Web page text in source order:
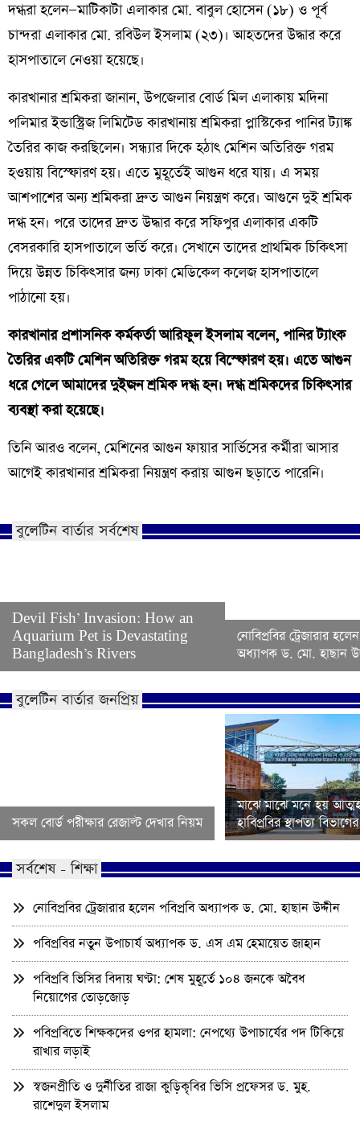
দগ্ধরা হলেন—মাটিকাটা এলাকার মো. বাবুল হোসেন (১৮) ও পূর্ব
চান্দরা এলাকার মো. রবিউল ইসলাম (২৩)। আহতদের উদ্ধার করে
হাসপাতালে নেওয়া হয়েছে।
কারখানার শ্রমিকরা জানান, উপজেলার বোর্ড মিল এলাকায় মদিনা
পলিমার ইন্ডাস্ট্রিজ লিমিটেড কারখানায় শ্রমিকরা প্লাস্টিকের পানির ট্যাঙ্ক
তৈরির কাজ করছিলেন। সন্ধ্যার দিকে হঠাৎ মেশিন অতিরিক্ত গরম
হওয়ায় বিস্ফোরণ হয়। এতে মুহূর্তেই আগুন ধরে যায়। এ সময়
আশপাশের অন্য শ্রমিকরা দ্রুত আগুন নিয়ন্ত্রণ করে। আগুনে দুই শ্রমিক
দগ্ধ হন। পরে তাদের দ্রুত উদ্ধার করে সফিপুর এলাকার একটি
বেসরকারি হাসপাতালে ভর্তি করে। সেখানে তাদের প্রাথমিক চিকিৎসা
দিয়ে উন্নত চিকিৎসার জন্য ঢাকা মেডিকেল কলেজ হাসপাতালে
পাঠানো হয়।
কারখানার প্রশাসনিক কর্মকর্তা আরিফুল ইসলাম বলেন, পানির ট্যাংক
তৈরির একটি মেশিন অতিরিক্ত গরম হয়ে বিস্ফোরণ হয়। এতে আগুন
ধরে গেলে আমাদের দুইজন শ্রমিক দগ্ধ হন। দগ্ধ শ্রমিকদের চিকিৎসার
ব্যবস্থা করা হয়েছে।
তিনি আরও বলেন, মেশিনের আগুন ফায়ার সার্ভিসের কর্মীরা আসার
আগেই কারখানার শ্রমিকরা নিয়ন্ত্রণ করায় আগুন ছড়াতে পারেনি।
বুলেটিন বার্তার সর্বশেষ
Devil Fish’ Invasion: How an
Aquarium Pet is Devastating
Bangladesh’s Rivers
নোবিপ্রবির ট্রেজারার
অধ্যাপক ড. মো. হাছান
বুলেটিন বার্তার জনপ্রিয়
সকল বোর্ড পরীক্ষার রেজাল্ট দেখার নিয়ম
মাঝে মাঝে মনে হয়
হাবিপ্রবির স্থাপত্য
সর্বশেষ - শিক্ষা
নোবিপ্রবির ট্রেজারার হলেন পবিপ্রবি অধ্যাপক ড. মো. হাছান উদ্দীন
পবিপ্রবির নতুন উপাচার্য অধ্যাপক ড. এস এম হেমায়েত জাহান
পবিপ্রবি ভিসির বিদায় ঘণ্টা: শেষ মুহূর্তে ১০৪ জনকে অবৈধ
নিয়োগের তোড়জোড়
পবিপ্রবিতে শিক্ষকদের ওপর হামলা: নেপথ্যে উপাচার্যের পদ টিকিয়ে
রাখার লড়াই
স্বজনপ্রীতি ও দুর্নীতির রাজা কুড়িকৃবির ভিসি প্রফেসর ড. মুহ.
রাশেদুল ইসলাম